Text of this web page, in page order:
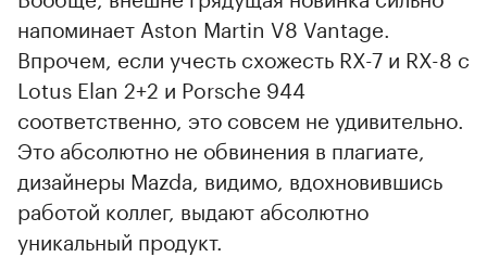
напоминает Aston Martin V8 Vantage.
Впрочем, если учесть схожесть RX-7 и RX-8 с
Lotus Elan 2+2 и Porsche 944
соответственно, это совсем не удивительно.
Это абсолютно не обвинения в плагиате,
дизайнеры Mazda, видимо, вдохновившись
работой коллег, выдают абсолютно
уникальный продукт.